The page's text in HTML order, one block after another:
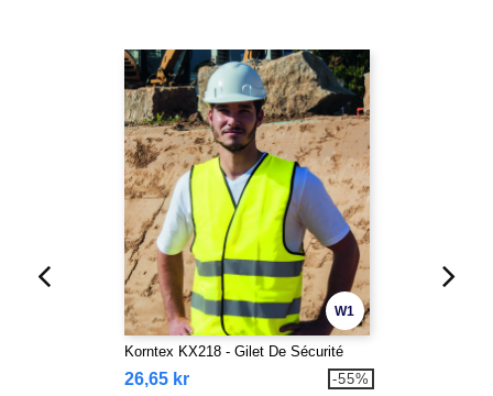
W1
Korntex KX218 - Gilet De Sécurité
26,65 kr -55%